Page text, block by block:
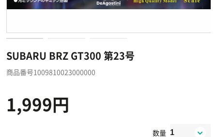
SUBARU BRZ GT300 第23号
商品番号1009810023000000
1,999円
数量